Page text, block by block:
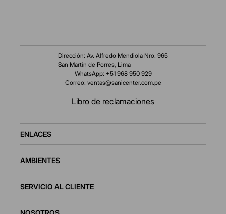
Dirección: Av. Alfredo Mendiola Nro. 965
San Martín de Porres, Lima
WhatsApp: +51 968 950 929
Correo: ventas@sanicenter.com.pe
Libro de reclamaciones
ENLACES
AMBIENTES
SERVICIO AL CLIENTE